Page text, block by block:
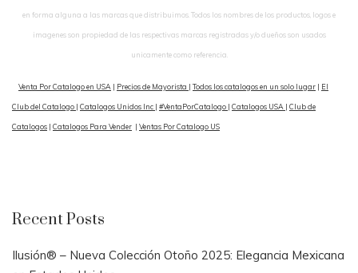
en forma alguna a las marcas que distribuimos. Todos los nombres de los productos, logos e
imagenes son propiedad de las respectivas marcas registradas y/o dueños son usados
unicamente como referencia.
Venta Por Catalogo en USA | Precios de Mayorista | Todos los catalogos en un solo lugar | El
Club del Catalogo | Catalogos Unidos Inc | #VentaPorCatalogo | Catalogos USA | Club de
Catalogos | Catalogos Para Vender | Ventas Por Catalogo US
Recent Posts
Ilusión® – Nueva Colección Otoño 2025: Elegancia Mexicana